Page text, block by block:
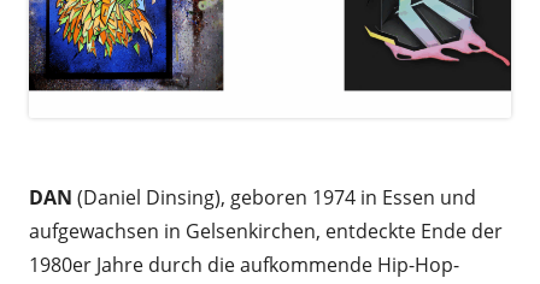
DAN (Daniel Dinsing), geboren 1974 in Essen und
aufgewachsen in Gelsenkirchen, entdeckte Ende der
1980er Jahre durch die aufkommende Hip-Hop-